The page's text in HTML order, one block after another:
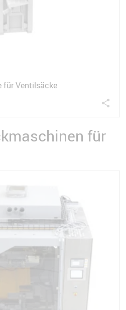
für Ventilsäcke
für